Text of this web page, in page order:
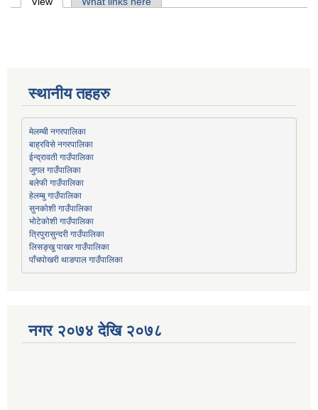
Primary tabs
स्थानीय तहहरु
मेलम्ची नगरपालिका
बाह्रविसे नगरपालिका
ईन्द्रावती गाउँपालिका
जुगल गाउँपालिका
बलेफी गाउँपालिका
हेलम्बु गाउँपालिका
सुनकोशी गाउँपालिका
भोटेकोशी गाउँपालिका
त्रिपुरासुन्दरी गाउँपालिका
लिसङ्खु पाखर गाउँपालिका
पाँचपोखरी थाङपाल गाउँपालिका
नगर २०७४ देखि २०७८